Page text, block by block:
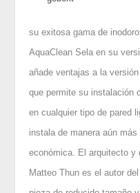
su exitosa gama de
AquaClean Sela en su
añade ventajas a la
que permite su instalación
en cualquier tipo de pared
instala de manera aún
económica. El arquitecto y
Matteo Thun es el autor